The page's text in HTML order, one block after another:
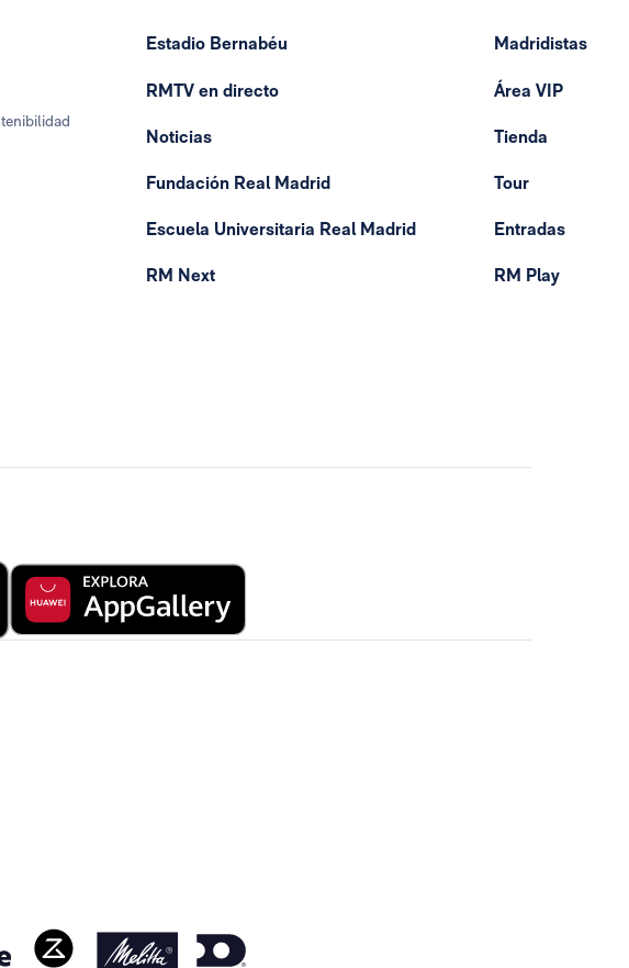
Estadio Bernabéu
RMTV en directo
Noticias
Fundación Real Madrid
Escuela Universitaria Real Madrid
RM Next
Madridistas
Área VIP
Tienda
Tour
Entradas
RM Play